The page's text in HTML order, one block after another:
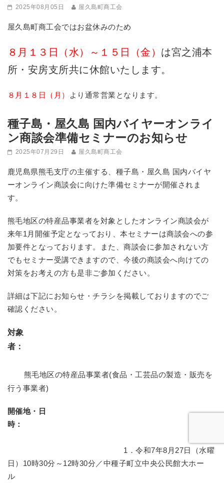
2025年08月05日 屋久島町商工会
屋久島町商工会ではお盆休みのため
８月１３日（水）～１５日（金） は宮之浦本
所・安房支所共に休館いたします。
８月１８日（月） より通常営業となります。
種子島・屋久島 国内バイヤーオンライ
ン商談会準備セミナーのお知らせ
2025年07月29日 屋久島町商工会
鹿児島県熊毛支庁の主催する、種子島・屋久島 国内バイヤ
ーオンライン商談会に向けた準備セミナーが開催されま
す。
熊毛地区の特産品事業者を対象としたオンライン商談会が
来年1月開催予定となっており、本セミナーは商談会への参
加要件となっております。また、商談会に参加されない方
でもセミナー受講できますので、今後の商談会へ向けての
対策をお考えの方も是非ご参加ください。
詳細は下記にお知らせ・チラシを掲載しておりますのでご
確認ください。
対象
者：
熊毛地区の特産品事業者(食品・工芸品の製造・販売を
行う事業者)
開催地・日
時：
1．令和7年8月27日（水曜
日）10時30分～12時30分／中種子町立中央公民館大ホー
ル